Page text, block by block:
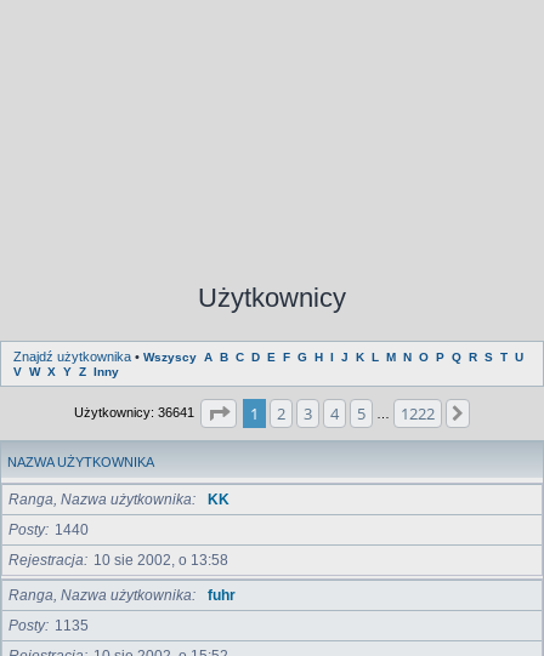
Użytkownicy
Znajdź użytkownika • Wszyscy A B C D E F G H I J K L M N O P Q R S T U
V W X Y Z Inny
Użytkownicy: 36641 Strona1 z1222
1 2 3 4 5 1222
NAZWA UŻYTKOWNIKA
Ranga, Nazwa użytkownika
KK
Posty
1440
Rejestracja
10 sie 2002, o 13:58
Ranga, Nazwa użytkownika
fuhr
Posty
1135